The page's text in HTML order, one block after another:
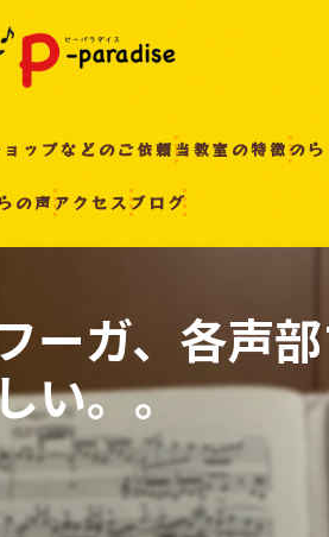
ップなどのご依頼当教室の特徴
非認知能力
ピアノ
の
の声アクセスブログ
ガ、各声部
い。。